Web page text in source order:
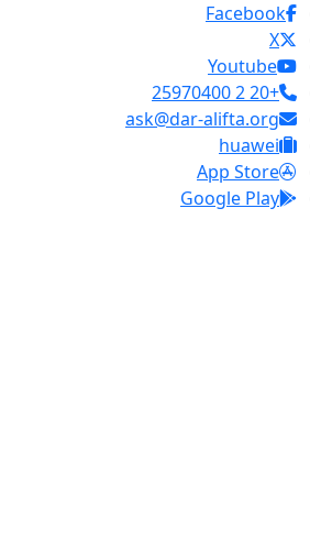
Facebook
X
Youtube
+20 2 25970400
ask@dar-alifta.org
huawei
App Store
Google Play